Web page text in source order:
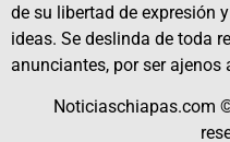
de su libertad de expresión
ideas. Se deslinda de toda
anunciantes, por ser ajenos
Noticiaschiapas.com